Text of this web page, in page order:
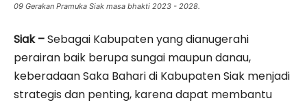
09 Gerakan Pramuka Siak masa bhakti 2023 - 2028.
Siak –Sebagai Kabupaten yang dianugerahi
perairan baik berupa sungai maupun danau,
keberadaan Saka Bahari di Kabupaten Siak menjadi
strategis dan penting, karena dapat membantu